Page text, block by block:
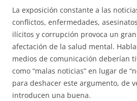
La exposición constante a las
conflictos, enfermedades,
ilícitos y corrupción provoca un
afectación de la salud mental.
medios de comunicación deberían
como “malas noticias” en lugar de
para deshacer este argumento, de
introducen una buena.